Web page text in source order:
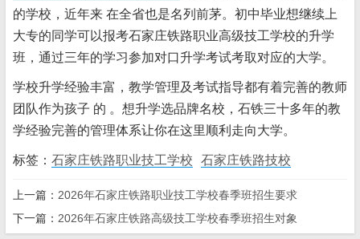
的学校，近年来 在全省也是名列前茅。初中毕业想继续上
大专的同学可以报考石家庄铁路职业高级技工学校的升学
班，通过三年的学习参加对口升学考试考取对应的大学。
学校升学经验丰富，教学管理及考试指导都有着完善的教师
团队作为孩子 的 。想升学选品牌名校，石铁三十多年的教
学经验完善的管理体系让你在这里顺利走向大学。
标签： 石家庄铁路职业技工学校 石家庄铁路技校
上一篇： 2026年石家庄铁路职业技工学校春季班招生要求
下一篇： 2026年石家庄铁路高级技工学校春季班招生对象